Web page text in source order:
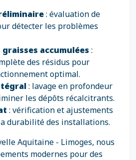
: évaluation de
détecter les problèmes
graisses accumulées :
des résidus pour
optimal.
: lavage en profondeur
les dépôts récalcitrants.
: vérification et ajustements
durabilité des installations.
Aquitaine - Limoges, nous
modernes pour des